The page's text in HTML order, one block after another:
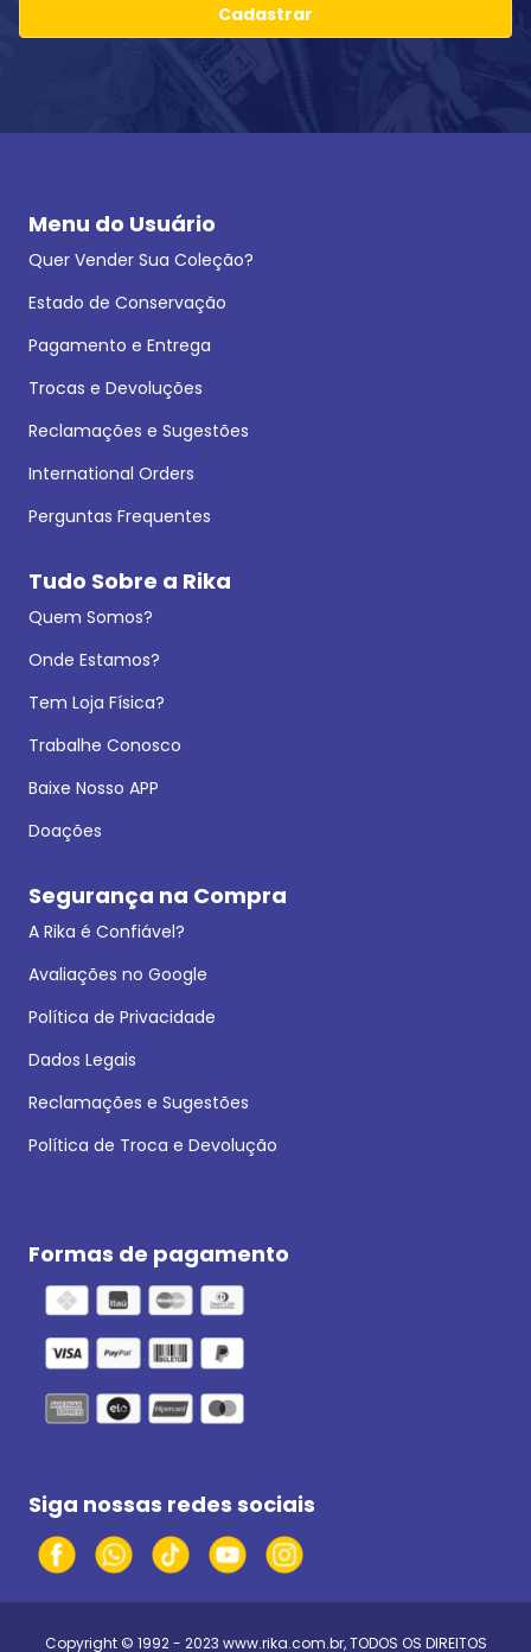
Cadastrar
Menu do Usuário
Quer Vender Sua Coleção?
Estado de Conservação
Pagamento e Entrega
Trocas e Devoluções
Reclamações e Sugestões
International Orders
Perguntas Frequentes
Tudo Sobre a Rika
Quem Somos?
Onde Estamos?
Tem Loja Física?
Trabalhe Conosco
Baixe Nosso APP
Doações
Segurança na Compra
A Rika é Confiável?
Avaliações no Google
Política de Privacidade
Dados Legais
Reclamações e Sugestões
Política de Troca e Devolução
Formas de pagamento
Siga nossas redes sociais
Copyright © 1992 - 2023 www.rika.com.br, TODOS OS DIREITOS